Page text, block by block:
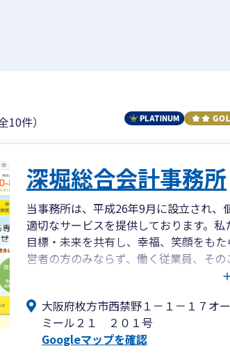
10件）
深堀総合会計事務所
当事務所は、平成26年9月に設立され
適切なサービスを提供しております。
目標・未来を共有し、幸福、笑顔をも
営者の方のみならず、働く従業員、そ
てトータル的にサポートいたします。
また、代表は米国での勤務経験もあり
大阪府枚方市西禁野１－１－１７オ
ミール２１ ２０１号
Googleマップを確認